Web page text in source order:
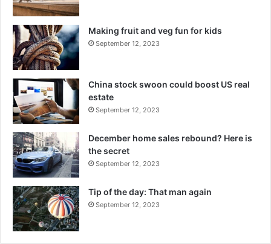
Making fruit and veg fun for kids
September 12, 2023
China stock swoon could boost US real
estate
September 12, 2023
December home sales rebound? Here is
the secret
September 12, 2023
Tip of the day: That man again
September 12, 2023